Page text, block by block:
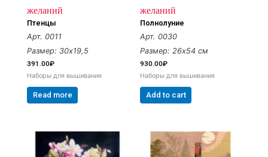
желаний
Птенцы
Арт. 0011
Размер: 30х19,5
391.00₽
Наборы для вышивания
Read more
желаний
Полнолуние
Арт. 0030
Размер: 26х54 см
930.00₽
Наборы для вышивания
Add to cart